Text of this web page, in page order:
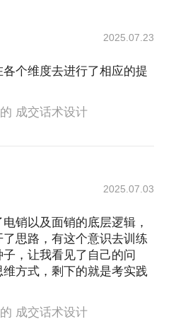
2025.07.23
个维度去进行了相应的提
成交话术设计
2025.07.03
销以及面销的底层逻辑，
思路，有这个意识去训练
，让我看见了自己的问
方式，剩下的就是考实践
成交话术设计